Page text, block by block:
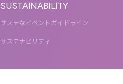
SUSTAINABILITY
サステなイベントガイドライン
サステナビリティ